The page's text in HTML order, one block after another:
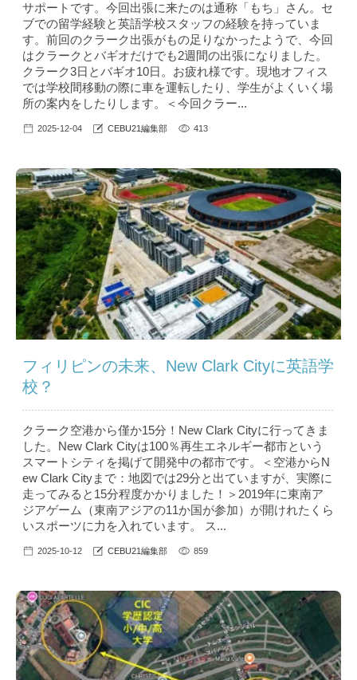
サポートです。今回出張に来たのは通称「もち」さん。セ
ブでの留学経験と英語学校スタッフの経験を持っていま
す。前回のクラーク出張がもの足りなかったようで、今回
はクラークとバギオだけでも2週間の出張になりました。
クラーク3日とバギオ10日。お疲れ様です。現地オフィス
では学校間移動の際に車を運転したり、学生がよくいく場
所の案内をしたりします。＜今回クラー...
2025-12-04 CEBU21編集部 413
フィリピンの未来、New Clark Cityに英語学
校？
クラーク空港から僅か15分！New Clark Cityに行ってきま
した。New Clark Cityは100％再生エネルギー都市という
スマートシティを掲げて開発中の都市です。＜空港からN
ew Clark Cityまで：地図では29分と出ていますが、実際に
走ってみると15分程度かかりました！＞2019年に東南ア
ジアゲーム（東南アジアの11か国が参加）が開けれたくら
いスポーツに力を入れています。 ス...
2025-10-12 CEBU21編集部 859